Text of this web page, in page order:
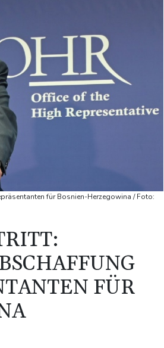
für Bosnien-Herzegowina / Foto:
FÜR